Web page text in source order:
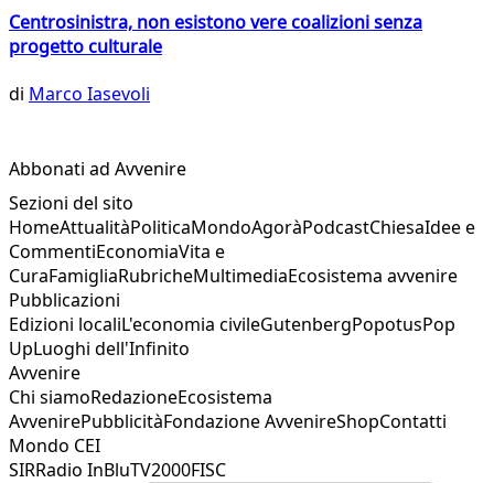
Centrosinistra, non esistono vere coalizioni senza
progetto culturale
di Marco Iasevoli
Abbonati ad Avvenire
Sezioni del sito
HomeAttualitàPoliticaMondoAgoràPodcastChiesaIdee e
CommentiEconomiaVita e
CuraFamigliaRubricheMultimediaEcosistema avvenire
Pubblicazioni
Edizioni localiL'economia civileGutenbergPopotusPop
UpLuoghi dell'Infinito
Avvenire
Chi siamoRedazioneEcosistema
AvvenirePubblicitàFondazione AvvenireShopContatti
Mondo CEI
SIRRadio InBluTV2000FISC